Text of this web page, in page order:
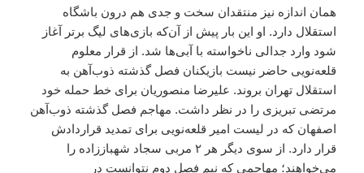
همان اندازه نیز منتقدان سخت و جدی هم درون باشگاه
استقلال دارد. او این بار پیش از آن‌که بازی‌های لیگ برتر آغاز
شود وارد جدالی ناخواسته با آبی‌ها شد. از قرار معلوم
قلعه‌نویی حاضر نیست بازیکنان فصل گذشته ذوب‌آهن به
استقلال تهران بروند. علیرضا منصوریان برای خط حمله خود
مرتضی تبریزی را در نظر داشت. مهاجم فصل گذشته ذوب‌آهن
اصفهان که در لیست امیر قلعه‌نویی برای تمدید قراردادش
قرار دارد. از سوی دیگر هر ۲ مربی سجاد شهباززاده را
می‌خواهند؛ مهاجمی که نیم فصل دوم نتوانست در